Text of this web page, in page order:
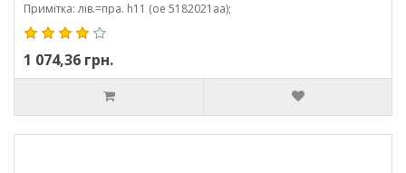
Примітка: лів.=пра. h11 (oe 5182021aa);
1 074,36 грн.